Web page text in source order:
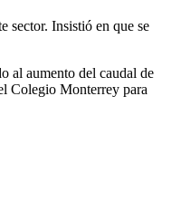
sector. Insistió en que se
al aumento del caudal de
Colegio Monterrey para